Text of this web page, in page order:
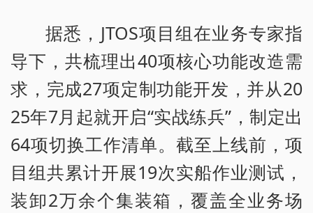
据悉，JTOS项目组在业务专家指
导下，共梳理出40项核心功能改造需
求，完成27项定制功能开发，并从20
25年7月起就开启“实战练兵”，制定出
64项切换工作清单。截至上线前，项
目组共累计开展19次实船作业测试，
装卸2万余个集装箱，覆盖全业务场